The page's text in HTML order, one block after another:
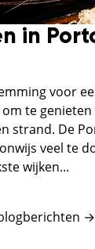
in
voor
te genieten
strand. De
veel te
wijken...
→